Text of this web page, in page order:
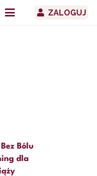
ZALOGUJ
Bólu
dla